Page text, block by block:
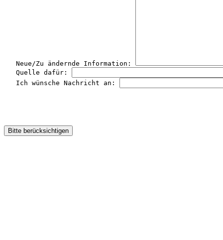
   Neue/Zu ändernde Information:
   Quelle dafür:
   Ich wünsche Nachricht an: